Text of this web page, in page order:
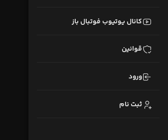
کانال یوتیوب فوتبال باز
قوانین
ورود
ثبت نام